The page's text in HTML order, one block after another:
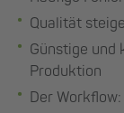
Qualität
Günstige und
Produktion
Der